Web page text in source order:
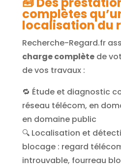
complètes
localisation du
Recherche-Regard.fr
charge complètede
de vos travaux :
🔁 Étude et diagnostic
réseau télécom, en
en domaine public
🔍 Localisation et
blocage : regard
introuvable, fourreau